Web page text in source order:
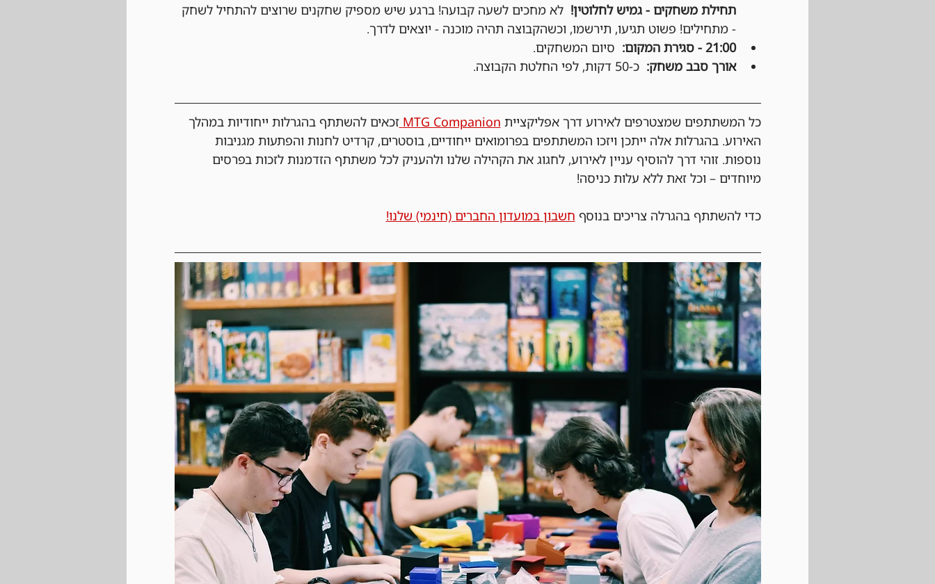
תחילת משחקים - גמיש לחלוטין! לא מחכים לשעה קבועה! ברגע שיש מספיק שחקנים שרוצים להתחיל לשחק
- מתחילים! פשוט תגיעו, תירשמו, וכשהקבוצה תהיה מוכנה - יוצאים לדרך.
21:00 - סגירת המקום:
סיום המשחקים.
אורך סבב משחק: כ-50 דקות, לפי החלטת הקבוצה.
כל המשתתפים שמצטרפים לאירוע דרך אפליקציית MTG Companion זכאים להשתתף בהגרלות ייחודיות במהלך
האירוע. בהגרלות אלה ייתכן ויזכו המשתתפים בפרומואים ייחודיים, בוסטרים, קרדיט לחנות והפתעות מגניבות
נוספות. זוהי דרך להוסיף עניין לאירוע, לחגוג את הקהילה שלנו ולהעניק לכל משתתף הזדמנות לזכות בפרסים
מיוחדים – וכל זאת ללא עלות כניסה!
כדי להשתתף בהגרלה צריכים בנוסף חשבון במועדון החברים (חינמי) שלנו!